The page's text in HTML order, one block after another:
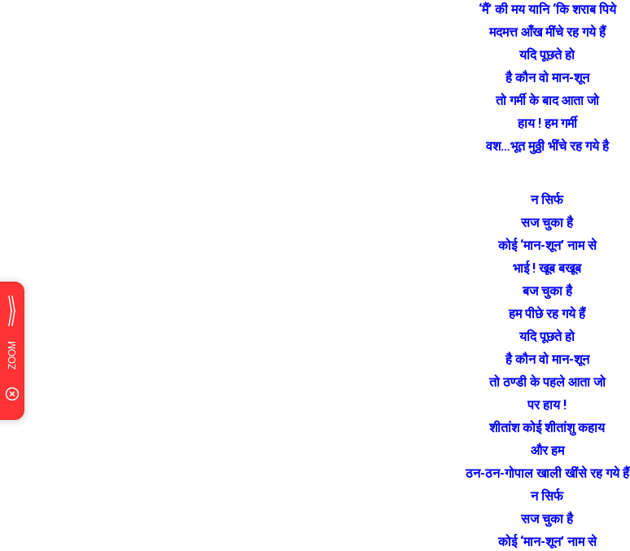
‘मैं’ की मय यानि ‘कि शराब पिये
मदमत्त आँख मींचे रह गये हैं
यदि पूछते हो
है कौन वो मान-शून
तो गर्मी के बाद आता जो
हाय ! हम गर्मी
वश…भूत मुठ्ठी भींचे रह गये है
न सिर्फ
सज चुका है
कोई ‘मान-शून’ नाम से
भाई ! खूब बखूब
बज चुका है
हम पीछे रह गये हैं
यदि पूछते हो
है कौन वो मान-शून
तो ठण्डी के पहले आता जो
पर हाय !
शीतांश कोई शीतांशु कहाय
और हम
ठन-ठन-गोपाल खाली खींसे रह गये हैं
न सिर्फ
सज चुका है
कोई ‘मान-शून’ नाम से